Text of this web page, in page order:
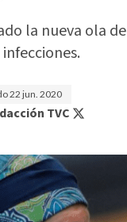
la nueva ola
22 jun. 2020
TVC